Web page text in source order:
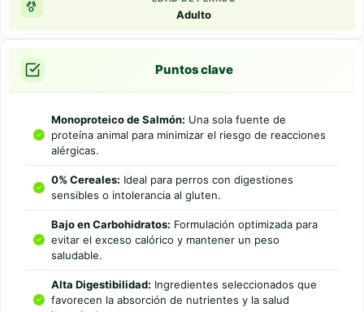
Adulto
Puntos clave
Monoproteico de Salmón: Una sola fuente de
proteína animal para minimizar el riesgo de reacciones
alérgicas.
0% Cereales: Ideal para perros con digestiones
sensibles o intolerancia al gluten.
Bajo en Carbohidratos: Formulación optimizada para
evitar el exceso calórico y mantener un peso
saludable.
Alta Digestibilidad: Ingredientes seleccionados que
favorecen la absorción de nutrientes y la salud